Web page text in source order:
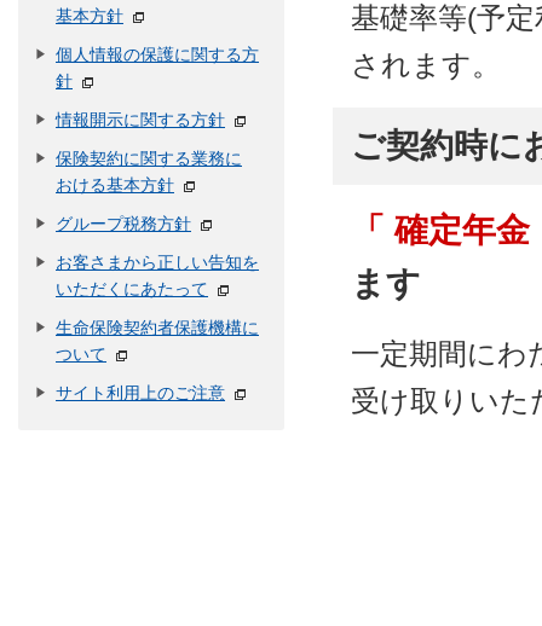
基礎率等(予
されます。
ご契約時に
「 確定年金
ます
一定期間にわ
受け取りいた
基本方針
個人情報の保護に関する方
針
情報開示に関する方針
保険契約に関する業務に
おける基本方針
グループ税務方針
お客さまから正しい告知を
いただくにあたって
生命保険契約者保護機構に
ついて
サイト利用上のご注意